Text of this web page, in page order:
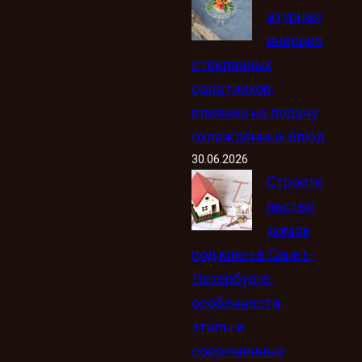
атурная
инерция
стеклянных
салатников:
влияние на подачу
охлаждённых блюд
30.06.2026
Строите
льство
домов
под ключ в Санкт-
Петербурге:
особенности,
этапы и
современные